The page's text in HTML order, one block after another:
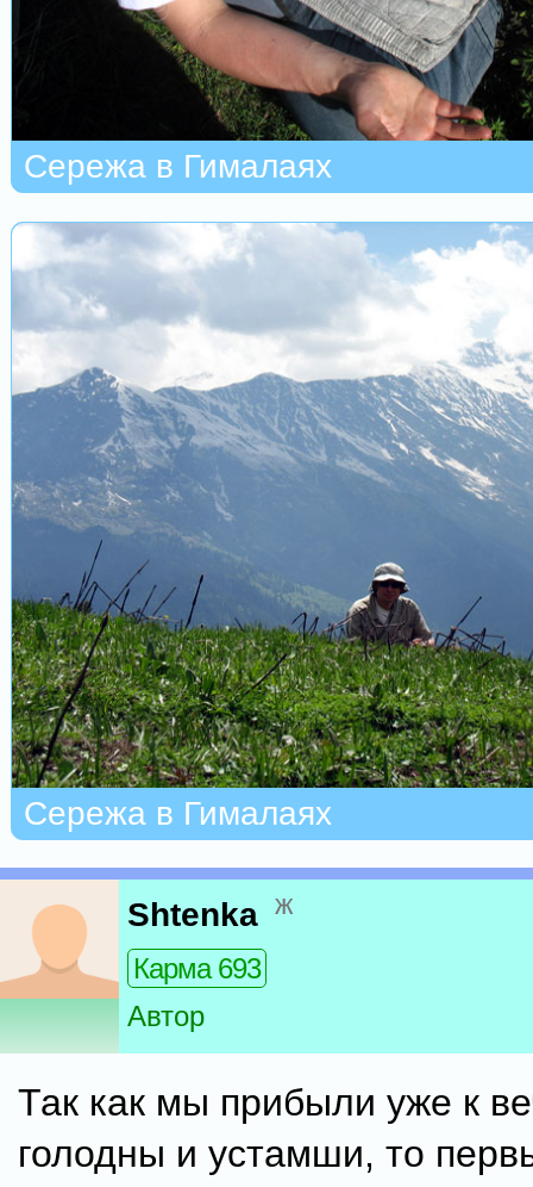
Сережа в Гималаях
Сережа в Гималаях
Shtenka ж
Карма 693
Автор
Так как мы прибыли уже к
голодны и устамши, то